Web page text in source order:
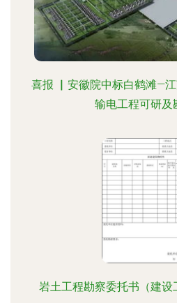
喜报 ▏安徽院中标白鹤滩—
输电工程可研及
岩土工程勘察委托书（建设